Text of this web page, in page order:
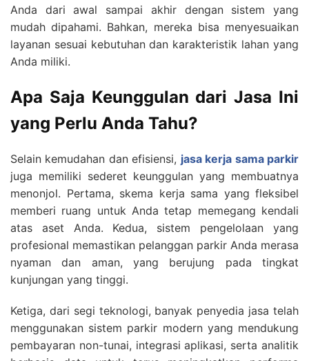
Anda dari awal sampai akhir dengan sistem yang
mudah dipahami. Bahkan, mereka bisa menyesuaikan
layanan sesuai kebutuhan dan karakteristik lahan yang
Anda miliki.
Apa Saja Keunggulan dari Jasa Ini
yang Perlu Anda Tahu?
Selain kemudahan dan efisiensi, jasa kerja sama parkir
juga memiliki sederet keunggulan yang membuatnya
menonjol. Pertama, skema kerja sama yang fleksibel
memberi ruang untuk Anda tetap memegang kendali
atas aset Anda. Kedua, sistem pengelolaan yang
profesional memastikan pelanggan parkir Anda merasa
nyaman dan aman, yang berujung pada tingkat
kunjungan yang tinggi.
Ketiga, dari segi teknologi, banyak penyedia jasa telah
menggunakan sistem parkir modern yang mendukung
pembayaran non-tunai, integrasi aplikasi, serta analitik